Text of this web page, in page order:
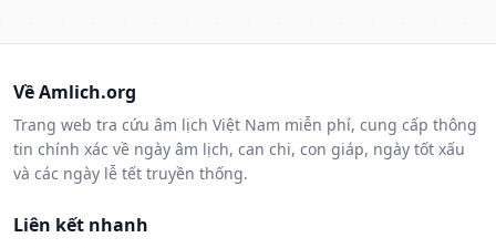
Về Amlich.org
Trang web tra cứu âm lịch Việt Nam miễn phí, cung cấp thông
tin chính xác về ngày âm lịch, can chi, con giáp, ngày tốt xấu
và các ngày lễ tết truyền thống.
Liên kết nhanh